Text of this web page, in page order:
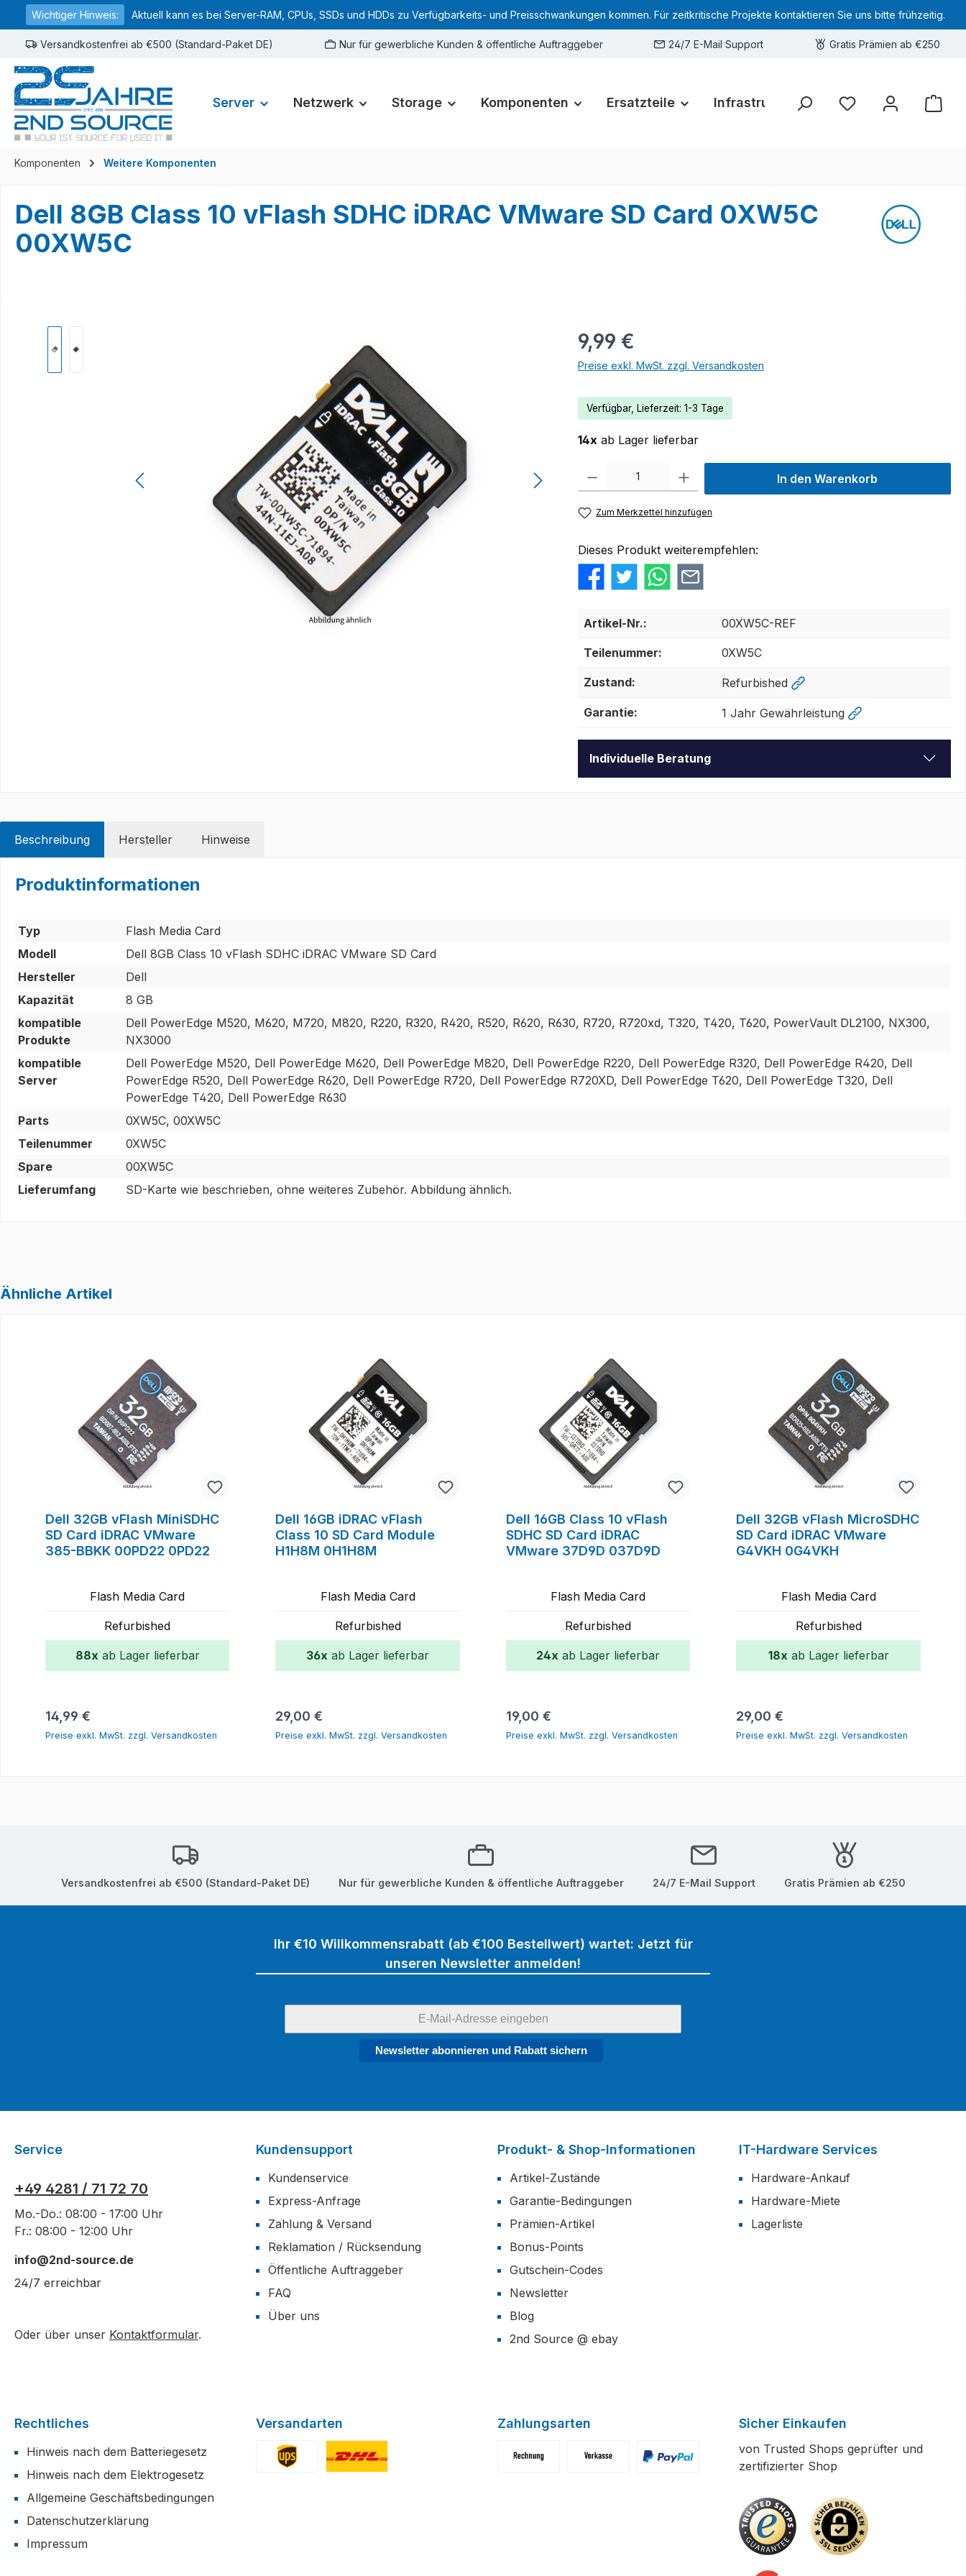
Zur Hauptnavigation springen
Wichtiger Hinweis: Aktuell kann es bei Server-RAM, CPUs, SSDs und HDDs zu Verfügbarkeits- und Preisschwankungen kommen. Für zeitkritische Projekte kontaktieren Sie uns bitte frühzeitig.
Versandkostenfrei ab €500 (Standard-Paket DE) Nur für gewerbliche Kunden & öffentliche Auftraggeber 24/7 E-Mail Support Gratis Prämien ab €250
Server Netzwerk Storage Komponenten Ersatzteile Infrastruktur Hardware-Deals
Sie haben 0 Produkte
Komponenten Weitere Komponenten
Dell 8GB Class 10 vFlash SDHC iDRAC VMware SD Card 0XW5C
00XW5C
9,99 €
Preise exkl. MwSt. zzgl. Versandkosten
Verfügbar, Lieferzeit: 1-3 Tage
14x ab Lager lieferbar
Produkt Anzahl: Gib den gewünschten Wert ein oder benutze die Schaltflächen um die
In den Warenkorb
Zum Merkzettel hinzufügen
Dieses Produkt weiterempfehlen:
Artikel-Nr.: 00XW5C-REF
Teilenummer: 0XW5C
Zustand: Refurbished
Garantie: 1 Jahr Gewährleistung
Individuelle Beratung
Beschreibung Hersteller Hinweise
Produktinformationen
Typ
Flash Media Card
Modell
Dell 8GB Class 10 vFlash SDHC iDRAC VMware SD Card
Hersteller
Dell
Kapazität
8 GB
kompatible
Produkte
Dell PowerEdge M520, M620, M720, M820, R220, R320, R420, R520, R620, R630, R720, R720xd, T320, T420, T620, PowerVault DL2100, NX300,
NX3000
kompatible
Server
Dell PowerEdge M520, Dell PowerEdge M620, Dell PowerEdge M820, Dell PowerEdge R220, Dell PowerEdge R320, Dell PowerEdge R420, Dell
PowerEdge R520, Dell PowerEdge R620, Dell PowerEdge R720, Dell PowerEdge R720XD, Dell PowerEdge T620, Dell PowerEdge T320, Dell
PowerEdge T420, Dell PowerEdge R630
Parts
0XW5C, 00XW5C
Teilenummer
0XW5C
Spare
00XW5C
Lieferumfang
SD-Karte wie beschrieben, ohne weiteres Zubehör. Abbildung ähnlich.
Ähnliche Artikel
Dell 32GB vFlash MiniSDHC
SD Card iDRAC VMware
385-BBKK 00PD22 0PD22
Flash Media Card
Refurbished
88x ab Lager lieferbar
Regulärer Preis:
14,99 €
Preise exkl. MwSt. zzgl. Versandkosten
Dell 16GB iDRAC vFlash
Class 10 SD Card Module
H1H8M 0H1H8M
Flash Media Card
Refurbished
36x ab Lager lieferbar
Regulärer Preis:
29,00 €
Preise exkl. MwSt. zzgl. Versandkosten
Dell 16GB Class 10 vFlash
SDHC SD Card iDRAC
VMware 37D9D 037D9D
Flash Media Card
Refurbished
24x ab Lager lieferbar
Regulärer Preis:
19,00 €
Preise exkl. MwSt. zzgl. Versandkosten
Dell 32GB vFlash MicroSDHC
SD Card iDRAC VMware
G4VKH 0G4VKH
Flash Media Card
Refurbished
18x ab Lager lieferbar
Regulärer Preis:
29,00 €
Preise exkl. MwSt. zzgl. Versandkosten
Versandkostenfrei ab €500 (Standard-Paket DE) Nur für gewerbliche Kunden & öffentliche Auftraggeber 24/7 E-Mail Support Gratis Prämien ab €250
Ihr €10 Willkommensrabatt (ab €100 Bestellwert) wartet: Jetzt für
unseren Newsletter anmelden!
Newsletter abonnieren und Rabatt sichern
Service
+49 4281 / 71 72 70
Mo.-Do.: 08:00 - 17:00 Uhr
Fr.: 08:00 - 12:00 Uhr
info@2nd-source.de
24/7 erreichbar
Oder über unser Kontaktformular.
Kundensupport
Kundenservice
Express-Anfrage
Zahlung & Versand
Reklamation / Rücksendung
Öffentliche Auftraggeber
FAQ
Über uns
Produkt- & Shop-Informationen
Artikel-Zustände
Garantie-Bedingungen
Prämien-Artikel
Bonus-Points
Gutschein-Codes
Newsletter
Blog
2nd Source @ ebay
IT-Hardware Services
Hardware-Ankauf
Hardware-Miete
Lagerliste
Rechtliches
Hinweis nach dem Batteriegesetz
Hinweis nach dem Elektrogesetz
Allgemeine Geschäftsbedingungen
Datenschutzerklärung
Impressum
Versandarten Zahlungsarten Sicher Einkaufen
von Trusted Shops geprüfter und
zertifizierter Shop